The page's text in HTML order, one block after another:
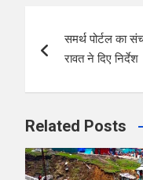
navigation
समर्थ पोर्टल का
रावत ने दिए निर्देश
Related Posts